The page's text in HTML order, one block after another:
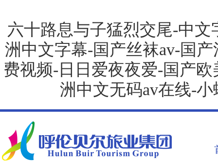
六十路息与子猛烈交尾-中文
洲中文字幕-国产丝袜av-国
费视频-日日爱夜夜爱-国产
洲中文无码av在线-